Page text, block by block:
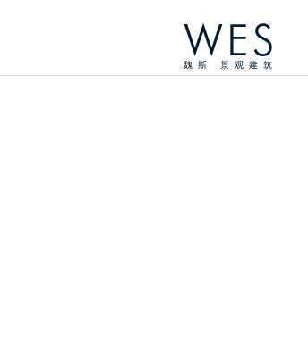
WES
魏斯 景观建筑